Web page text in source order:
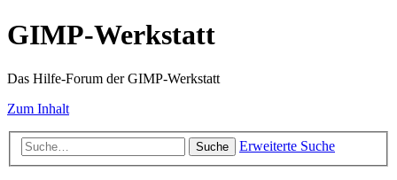
GIMP-Werkstatt
Das Hilfe-Forum der GIMP-Werkstatt
Zum Inhalt
Suche Erweiterte Suche